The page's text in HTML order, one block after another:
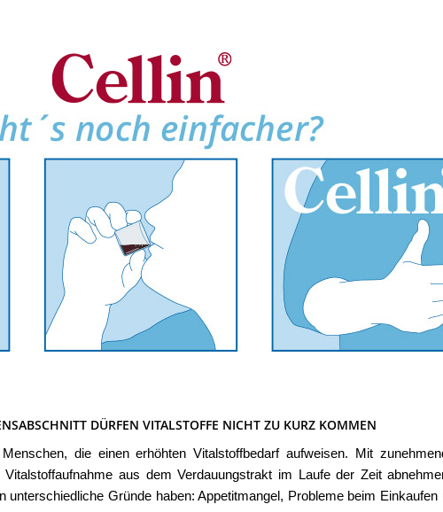
DÜRFEN VITALSTOFFE NICHT ZU KURZ KOMMEN
die einen erhöhten Vitalstoffbedarf aufweisen. Mit
aus dem Verdauungstrakt im Laufe der Zeit
unterschiedliche Gründe haben: Appetitmangel, Probleme beim